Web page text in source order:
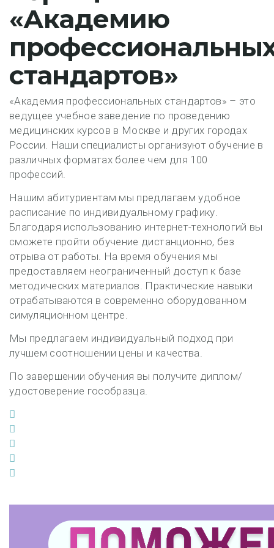
«Академию
стандартов»
«Академия профессиональных стандартов» – это
ведущее учебное заведение по проведению
медицинских курсов в Москве и других городах
России. Наши специалисты организуют обучение в
различных форматах более чем для 100
профессий.
Нашим абитуриентам мы предлагаем удобное
расписание по индивидуальному графику.
Благодаря использованию интернет-технологий вы
сможете пройти обучение дистанционно, без
отрыва от работы. На время обучения мы
предоставляем неограниченный доступ к базе
методических материалов. Практические навыки
отрабатываются в современно оборудованном
симуляционном центре.
Мы предлагаем индивидуальный подход при
лучшем соотношении цены и качества.
По завершении обучения вы получите диплом/
удостоверение гособразца.